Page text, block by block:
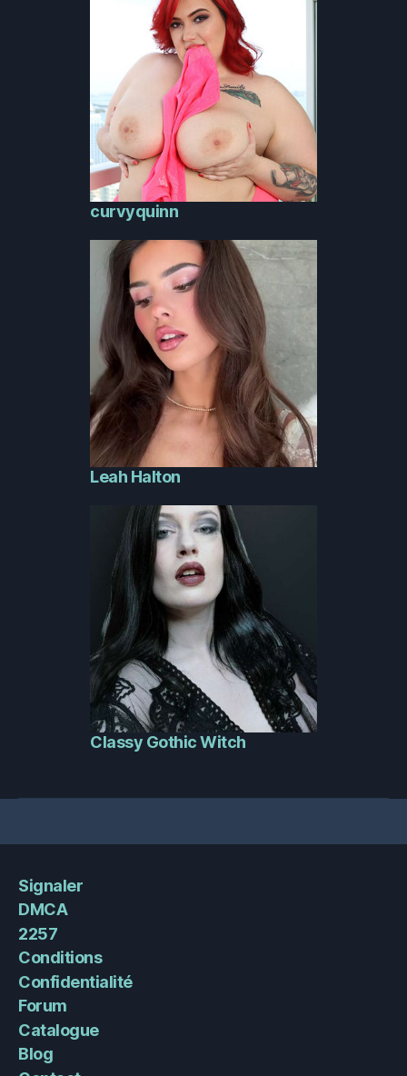
curvyquinn
Leah Halton
Classy Gothic Witch
Signaler
DMCA
2257
Conditions
Confidentialité
Forum
Catalogue
Blog